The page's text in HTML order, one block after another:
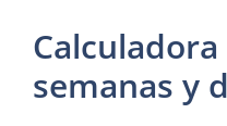
semanas y